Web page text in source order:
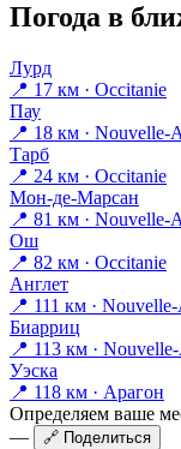
Погода в
Лурд
📍 17 км · Occitanie
Пау
📍 18 км · Nouvelle-
Тарб
📍 24 км · Occitanie
Мон-де-Марсан
📍 81 км · Nouvelle-
Ош
📍 82 км · Occitanie
Англет
📍 111 км ·
Биарриц
📍 113 км ·
Уэска
📍 118 км · Арагон
Определяем ваше
—
🔗 Поделиться